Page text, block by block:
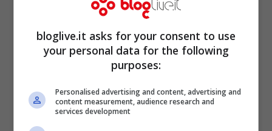
Ma le concessioni del governo siriano non
sono bastate a placare gli animi della
popolazione, che chiede maggiorelibertà
, oltre a migliori condizioni di
vita.
bloglive.it asks for your consent to use
your personal data for the following
purposes:
Personalised advertising and content, advertising and
content measurement, audience research and
services development